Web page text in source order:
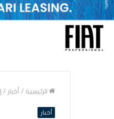
الرئيسية / أخبار /
أخبار